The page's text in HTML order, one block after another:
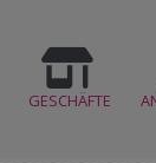
GESCHÄFTE